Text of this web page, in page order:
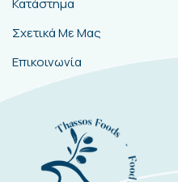
Κατάστημα
Σχετικά Με Μας
Επικοινωνία